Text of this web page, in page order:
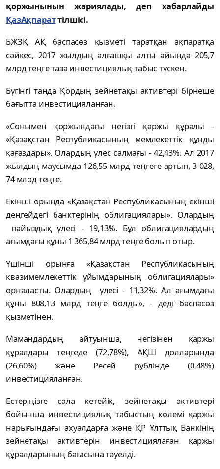
қоржынынын жариялады, деп хабарлайды
ҚазАқпараттілшісі.
БЖЗҚ АҚ баспасөз қызметі таратқан ақпаратқа
сәйкес, 2017 жылдың алғашқы алты айында 205,7
млрд теңге таза инвестициялық табыс түскен.
Бүгінгі таңда Қордың зейнетақы активтері бірнеше
бағытта инвестицияланған.
«Сонымен қоржындағы негізгі қаржы құралы -
«Қазақстан Республикасының мемлекеттік құнды
қағаздары». Олардың үлес салмағы - 42,43%. Ал 2017
жылдың маусымда 126,55 млрд теңгеге артып, 3 028,
74 млрд теңге.
Екінші орында «Қазақстан Республикасының екінші
деңгейдегі банктерінің облигациялары». Олардың
пайыздық үлесі - 19,13%. Бұл облигациялардың
ағымдағы құны 1 365,84 млрд теңге болып отыр.
Үшінші орынға «Қазақстан Республикасының
квазимемлекеттік ұйымдарының облигациялары»
орналасты. Олардың үлесі - 11,32%. Ал ағымдағы
құны 808,13 млрд теңге болды», - деді баспасөз
қызметінен.
Мамандардың айтуынша, негізінен қаржы
құралдары теңгеде (72,78%), АҚШ долларында
(26,60%) және Ресей рублінде (0,48%)
инвестицияланған.
Естеріңізге сала кетейік, зейнетақы активтері
бойынша инвестициялық табыстың көлемі қаржы
нарығындағы ахуалдарға және ҚР Ұлттық Банкінің
зейнетақы активтерін инвестициялаған қаржы
құралдарының бағасына тәуелді.